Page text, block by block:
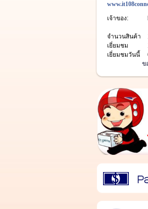
เจ้าของ:
จำนวนสินค้า
เยี่ยมชม
เยี่ยมชมวันนี้
ข